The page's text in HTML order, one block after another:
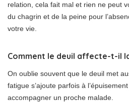
relation, cela fait mal et rien ne peut
du chagrin et de la peine pour
votre vie.
Comment le deuil affecte-t-il
On oublie souvent que le deuil met
fatigue s’ajoute parfois à
accompagner un proche malade.